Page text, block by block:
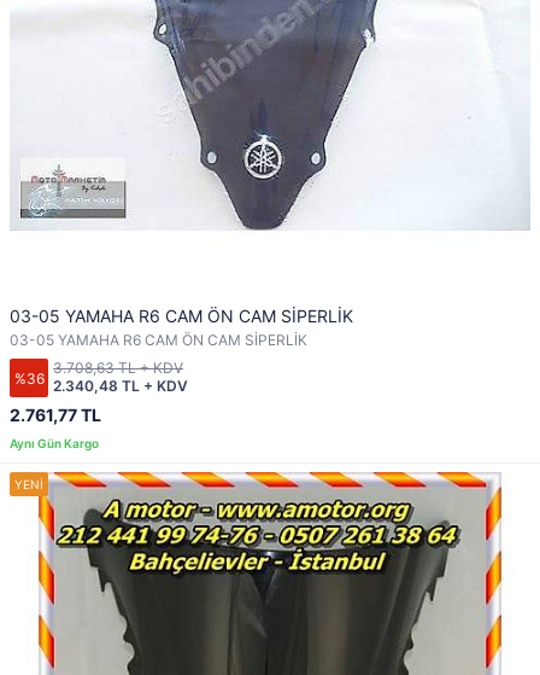
03-05 YAMAHA R6 CAM ÖN CAM SİPERLİK
03-05 YAMAHA R6 CAM ÖN CAM SİPERLİK
%36
2.761,77 TL
2.340,48 TL + KDV
3.708,63 TL + KDV